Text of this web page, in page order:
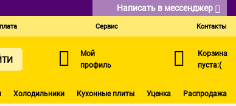
Написать в мессенджер
Сервис Контакты
Мой
профиль
Корзина
пуста:(
Холодильники Кухонные плиты Уценка Распродажа